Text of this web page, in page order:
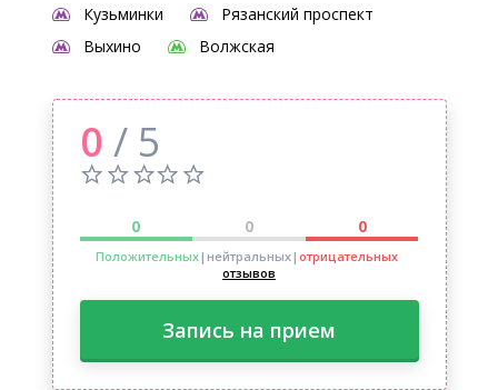
Кузьминки
Рязанский проспект
Выхино
Волжская
0 / 5
0 0 0
Положительных|нейтральных| отрицательных
отзывов
Запись на прием